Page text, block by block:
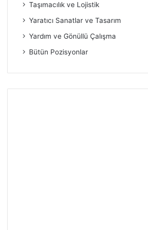
Taşımacılık ve Lojistik
Yaratıcı Sanatlar ve Tasarım
Yardım ve Gönüllü Çalışma
Bütün Pozisyonlar